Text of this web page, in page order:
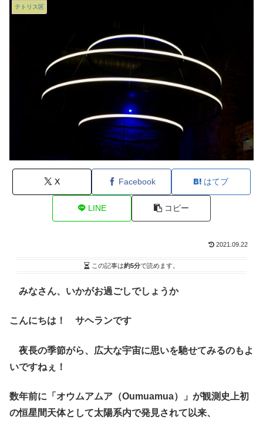
テトリス区
X Facebook はてブ
LINE コピー
2021.09.22
この記事は約5分で読めます。
みなさん、いかがお過ごしでしょうか
こんにちは！ サヘランです
夜長の季節がら、広大な宇宙に思いを馳せてみるのもよ
いですねぇ！
数年前に「オウムアムア（Oumuamua）」が観測史上初
の恒星間天体として太陽系内で発見されて以来、